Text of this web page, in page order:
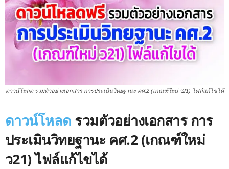
ดาวน์โหลด รวมตัวอย่างเอกสาร การประเมินวิทยฐานะ คศ.2 (เกณฑ์ใหม่ ว21) ไฟล์แก้ไขได้
ดาวน์โหลด รวมตัวอย่างเอกสาร การ
ประเมินวิทยฐานะ คศ.2 (เกณฑ์ใหม่
ว21) ไฟล์แก้ไขได้